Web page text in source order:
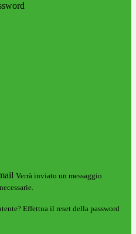
Verrà inviato un messaggio
Effettua il reset della password